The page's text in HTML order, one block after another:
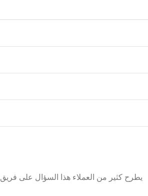
يطرح كثير من العملاء هذا السؤال على فريق